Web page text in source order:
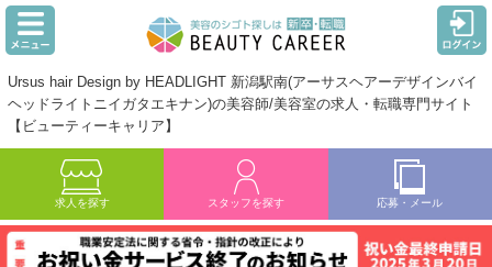
Ursus hair Design by HEADLIGHT 新潟駅南(アーサスヘアーデザインバイ
ヘッドライトニイガタエキナン)の美容師/美容室の求人・転職専門サイト
【ビューティーキャリア】
求人を探す スタッフを探す 応募・メール